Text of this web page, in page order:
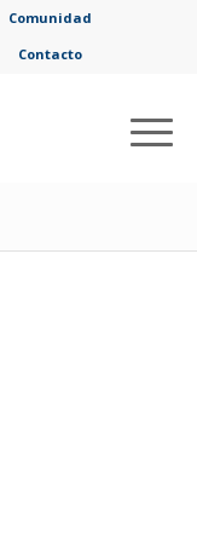
Comunidad
Contacto